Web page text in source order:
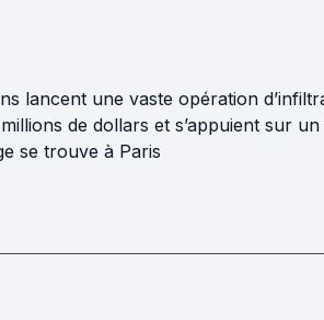
lancent une vaste opération
de dollars et s’appuient sur un
se trouve à Paris